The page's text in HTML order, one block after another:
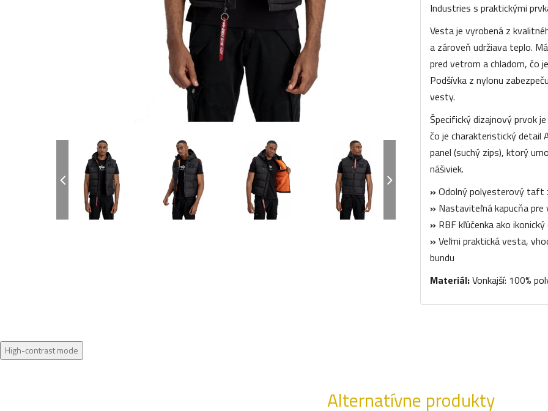
Industries s praktickými
Vesta je vyrobená z
a zároveň udržiava teplo.
pred vetrom a chladom, čo
Podšívka z nylonu
vesty.
Špecifický dizajnový prvok
čo je charakteristický detail
panel (suchý zips), ktorý
nášiviek.
» Odolný polyesterový taft
» Nastaviteľná kapucňa
» RBF kľúčenka ako
» Veľmi praktická vesta,
bundu
Materiál:Vonkajší: 100%
High-contrast mode
Alternatívne produkty